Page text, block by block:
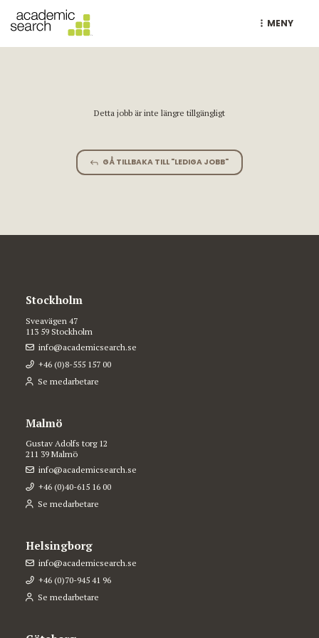
MENY
Detta jobb är inte längre tillgängligt
GÅ TILLBAKA TILL "LEDIGA JOBB"
Stockholm
Sveavägen 47
113 59 Stockholm
info@academicsearch.se
+46 (0)8-555 157 00
Se medarbetare
Malmö
Gustav Adolfs torg 12
211 39 Malmö
info@academicsearch.se
+46 (0)40-615 16 00
Se medarbetare
Helsingborg
info@academicsearch.se
+46 (0)70-945 41 96
Se medarbetare